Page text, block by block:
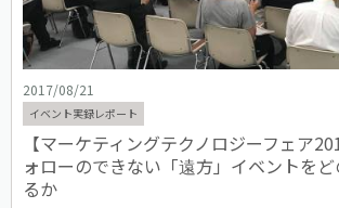
2017/08/21
イベント実録レポート
【マーケティングテクノロジーフェア
ォローのできない「遠方」イベントを
るか